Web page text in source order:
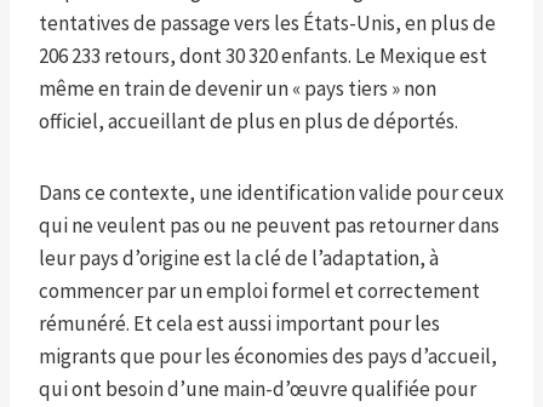
tentatives de passage vers les États-Unis, en plus de
206 233 retours, dont 30 320 enfants. Le Mexique est
même en train de devenir un « pays tiers » non
officiel, accueillant de plus en plus de déportés.
Dans ce contexte, une identification valide pour ceux
qui ne veulent pas ou ne peuvent pas retourner dans
leur pays d’origine est la clé de l’adaptation, à
commencer par un emploi formel et correctement
rémunéré. Et cela est aussi important pour les
migrants que pour les économies des pays d’accueil,
qui ont besoin d’une main-d’œuvre qualifiée pour